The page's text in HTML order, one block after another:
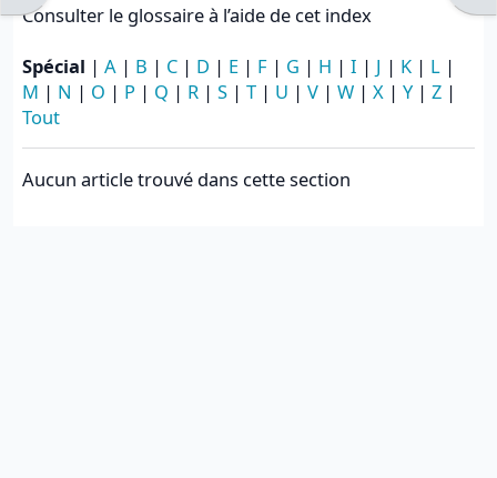
Consulter le glossaire à l’aide de cet index
Spécial | A | B | C | D | E | F | G | H | I | J | K | L |
M | N | O | P | Q | R | S | T | U | V | W | X | Y| Z |
Tout
Aucun article trouvé dans cette section